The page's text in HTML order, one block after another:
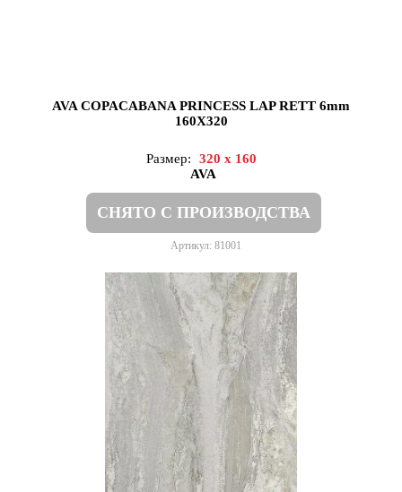
AVA COPACABANA PRINCESS LAP RETT 6mm
160X320
Размер:
320 x 160
AVA
СНЯТО С ПРОИЗВОДСТВА
Артикул: 81001